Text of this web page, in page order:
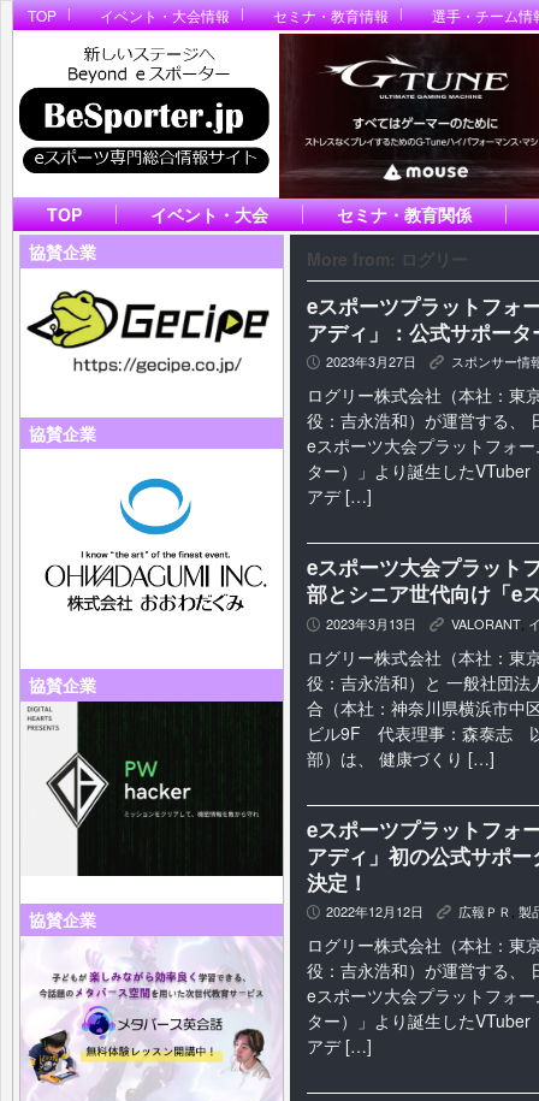
TOP イベント・大会情報 セミナ・教育情報 選手・チーム情
TOP イベント・大会
セミナ・教育関係
協賛企業
協賛企業
協賛企業
協賛企業
More from: ログリー
eスポーツプラットフォ
アディ」：公式サポー
P 2023年3月27日 K スポンサー情
ログリー株式会社（本社：東
役：吉永浩和）が運営する、
eスポーツ大会プラットフォ
ター）」より誕生した
アデ […]
eスポーツ大会プラット
部とシニア世代向け「e
P 2023年3月13日 K VALORANT
ログリー株式会社（本社：東
役：吉永浩和）と 一般社団法
合（本社：神奈川県横浜市中
ビル9F 代表理事：森泰志
部）は、 健康づくり […]
eスポーツプラットフォ
アディ」初の公式サポ
決定！
P 2022年12月12日 K 広報ＰＲ , 製
ログリー株式会社（本社：東
役：吉永浩和）が運営する、
eスポーツ大会プラットフォ
ター）」より誕生した
アデ […]